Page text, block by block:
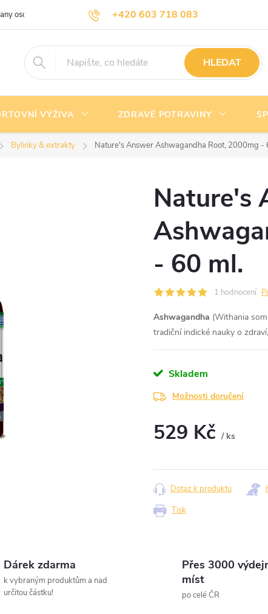
+420 603 718 083
info@nejlevnejsivyziva.cz
osobních údajů Doprava a platba Kontakty
HLEDAT
VÝŽIVA ZDRAVÉ POTRAVINY
Bylinky & extrakty Nature's Answer Ashwagandha Root, 2000mg -
Nature's
- 60 ml.
1 hodnocení
Ashwagandha (Withania
tradiční indické nauky o
Skladem
Možnosti doručení
529 Kč / ks
Tisk
Dotaz k produktu
Dárek zdarma
k vybraným produktům a nad
určitou částku!
Přes 3000
míst
po celé ČR